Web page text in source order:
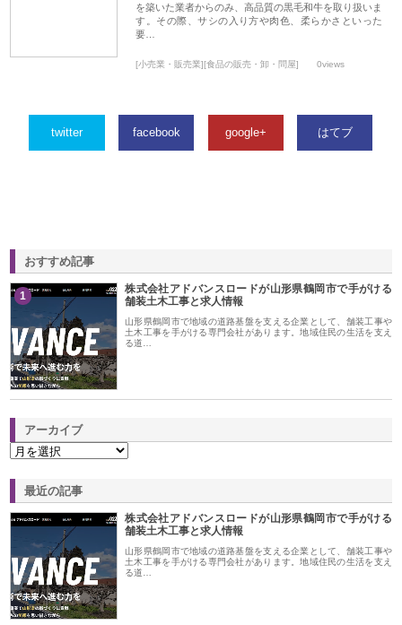
を築いた業者からのみ、高品質の黒毛和牛を取り扱いま
す。その際、サシの入り方や肉色、柔らかさといった
要…
[小売業・販売業][食品の販売・卸・問屋] 0views
twitter facebook google+ はてブ
おすすめ記事
1
株式会社アドバンスロードが山形県鶴岡市で手がける
舗装土木工事と求人情報
山形県鶴岡市で地域の道路基盤を支える企業として、舗装工事や
土木工事を手がける専門会社があります。地域住民の生活を支え
る道…
アーカイブ
最近の記事
株式会社アドバンスロードが山形県鶴岡市で手がける
舗装土木工事と求人情報
山形県鶴岡市で地域の道路基盤を支える企業として、舗装工事や
土木工事を手がける専門会社があります。地域住民の生活を支え
る道…